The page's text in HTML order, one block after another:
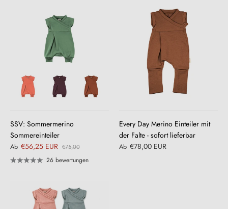
SSV: Sommermerino
Sommereinteiler
Ab €56,25 EUR €75,00
26 bewertungen
Every Day Merino Einteiler mit
der Falte - sofort lieferbar
Ab €78,00 EUR